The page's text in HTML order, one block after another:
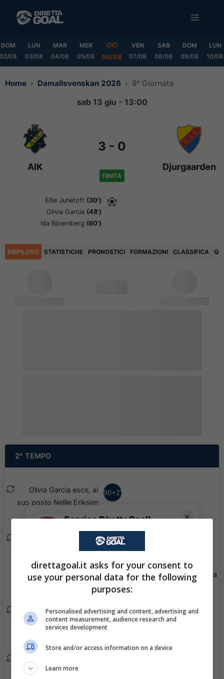
MENU
DOM
02/08
LUN
03/08
MAR
04/08
MER
05/08
GIO
06/08
VEN
07/08
SAB
08/08
DOM
09/08
LUN
10/08
Home Damallsvenskan 2026 9° Giornata
sab 13 giu - 13:00
AIK
3 - 0
FINITA
Djurgaarden
Ellie Junetoft (30')
Olivia Garcia (48')
Ida Bjoernberg (60')
RIEPILOGO STATISTICHE PRONOSTICI FORMAZIONI CLASSIFICA
2° TEMPO
90+2'
Olivia Garcia esce, al
suo posto Nellie Eriksen
Yasseri.
90+1'
Nova Selin esce, al suo
posto Felicia Saving.
85'
Viene mostrato il giallo a
78'
Adelisa Grabus esce, al
suo posto Aleksandra
suo posto Janelle
✕
Scarica DirettaGoal!
Partite e risultatiin tempo reale
Con i pronostici dei migliori Tipster!
Scarica su Google Play
direttagoal.it asks for your consent to
use your personal data for the following
purposes:
Personalised advertising and content, advertising and
content measurement, audience research and
services development
Store and/or access information on a device
Learn more